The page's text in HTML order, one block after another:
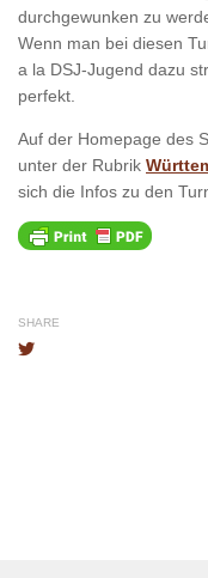
durchgewunken zu
Wenn man bei diesen
a la DSJ-Jugend dazu
perfekt.
Auf der Homepage des
unter der Rubrik
sich die Infos zu den
SHARE